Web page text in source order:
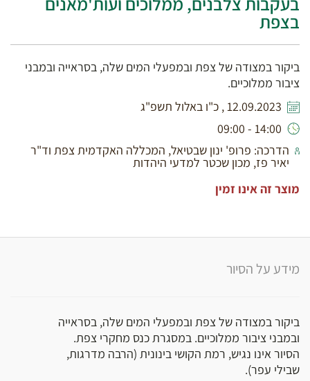
בצפת
ביקור במצודה של צפת ובמפעלי המים שלה, בסראייה ובמבני
ציבור ממלוכיים.
12.09.2023 , כ"ו באלול תשפ"ג
14:00 - 09:00
הדרכה: פרופ' ינון שבטיאל, המכללה האקדמית צפת וד"ר
יאיר פז, מכון שכטר למדעי היהדות
מוצר זה אינו זמין
מידע על הסיור
ביקור במצודה של צפת ובמפעלי המים שלה, בסראייה
ובמבני ציבור ממלוכיים. במסגרת כנס מחקרי צפת.
הסיור אינו נגיש, רמת הקושי בינונית (הרבה מדרגות,
שבילי עפר).